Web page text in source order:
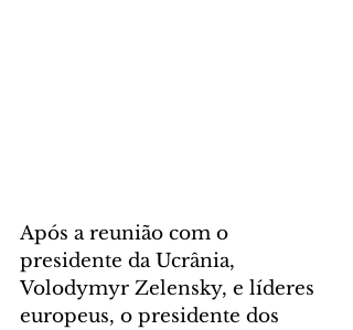
Após a reunião com o
presidente da Ucrânia,
Volodymyr Zelensky, e líderes
europeus, o presidente dos